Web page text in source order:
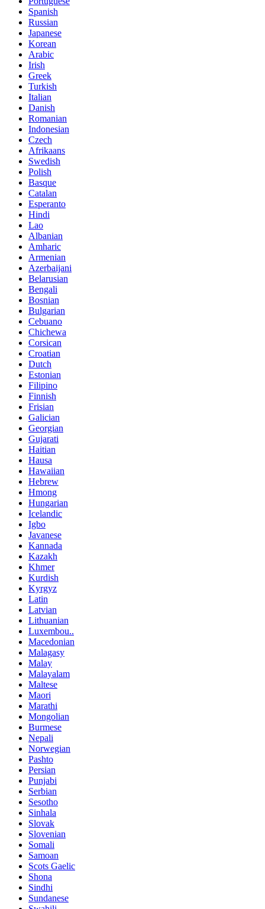
Spanish
Russian
Japanese
Korean
Arabic
Irish
Greek
Turkish
Italian
Danish
Romanian
Indonesian
Czech
Afrikaans
Swedish
Polish
Basque
Catalan
Esperanto
Hindi
Lao
Albanian
Amharic
Armenian
Azerbaijani
Belarusian
Bengali
Bosnian
Bulgarian
Cebuano
Chichewa
Corsican
Croatian
Dutch
Estonian
Filipino
Finnish
Frisian
Galician
Georgian
Gujarati
Haitian
Hausa
Hawaiian
Hebrew
Hmong
Hungarian
Icelandic
Igbo
Javanese
Kannada
Kazakh
Khmer
Kurdish
Kyrgyz
Latin
Latvian
Lithuanian
Luxembou..
Macedonian
Malagasy
Malay
Malayalam
Maltese
Maori
Marathi
Mongolian
Burmese
Nepali
Norwegian
Pashto
Persian
Punjabi
Serbian
Sesotho
Sinhala
Slovak
Slovenian
Somali
Samoan
Scots Gaelic
Shona
Sindhi
Sundanese